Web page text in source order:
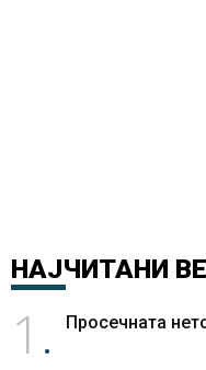
НАЈЧИТАНИ
1 Просечната